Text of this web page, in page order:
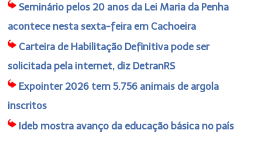
Seminário pelos 20 anos da Lei Maria da Penha
acontece nesta sexta-feira em Cachoeira
Carteira de Habilitação Definitiva pode ser
solicitada pela internet, diz DetranRS
Expointer 2026 tem 5.756 animais de argola
inscritos
Ideb mostra avanço da educação básica no país